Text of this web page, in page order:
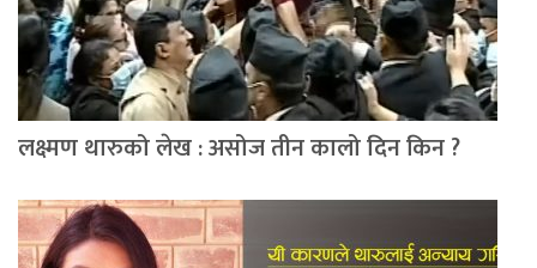
लक्ष्मण थारुको लेख : असोज तीन कालो दिन किन ?